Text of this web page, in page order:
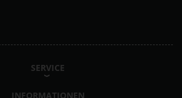
SERVICE
INFORMATIONEN